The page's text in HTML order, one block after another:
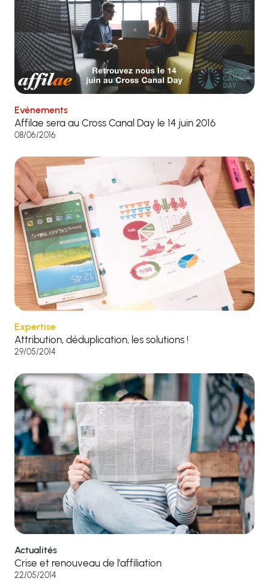
Evénements
Affilae sera au Cross Canal Day le 14 juin 2016
08/06/2016
Expertise
Attribution, déduplication, les solutions !
29/05/2014
Actualités
Crise et renouveau de l’affiliation
22/05/2014